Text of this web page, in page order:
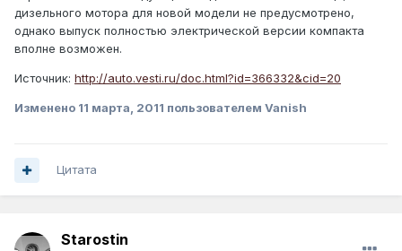
дизельного мотора для новой модели не предусмотрено,
однако выпуск полностью электрической версии компакта
вполне возможен.
Источник: http://auto.vesti.ru/doc.html?id=366332&cid=20
Изменено 11 марта, 2011 пользователем Vanish
Цитата
Starostin